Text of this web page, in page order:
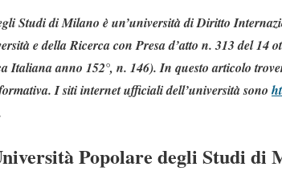
Studi di Milano è un’università di Diritto
e della Ricerca con Presa d’atto n. 313 del 14
Italiana anno 152°, n. 146). In questo articolo
I siti internet ufficiali dell’università sono
Popolare degli Studi di